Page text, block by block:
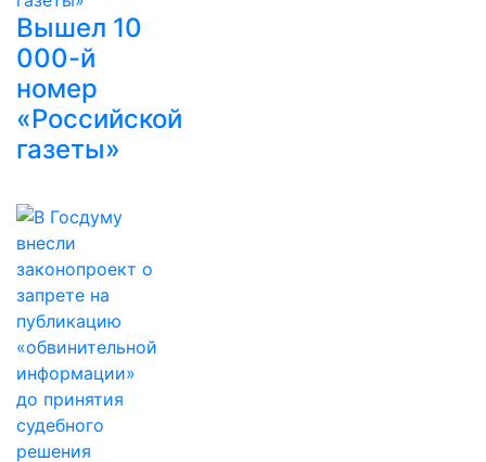
Вышел 10
000-й
номер
«Российской
газеты»